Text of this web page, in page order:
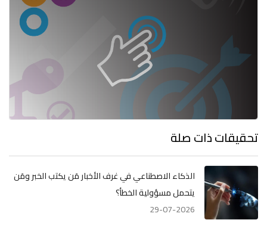
تحقيقات ذات صلة
الذكاء الاصطناعي في غرف الأخبار مَن يكتب الخبر ومَن
يتحمل مسؤولية الخطأ؟
29-07-2026